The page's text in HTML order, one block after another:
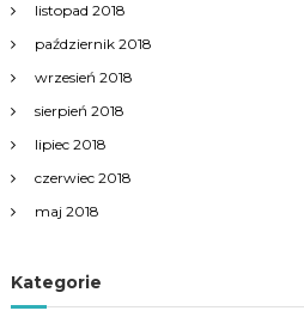
listopad 2018
październik 2018
wrzesień 2018
sierpień 2018
lipiec 2018
czerwiec 2018
maj 2018
Kategorie